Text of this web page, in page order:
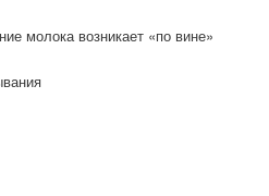
молока возникает «по вине»